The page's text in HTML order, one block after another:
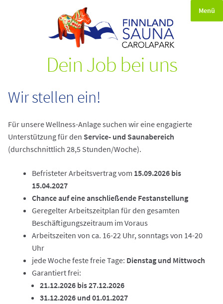
Menü
Massage & Wellness
Dein Job bei uns
Vertrag widerrufen
Impressum
Datenschutzerklärung
Dein Job bei uns
Wir stellen ein!
Für unsere Wellness-Anlage suchen wir eine engagierte
Unterstützung für den Service- und Saunabereich
(durchschnittlich 28,5 Stunden/Woche).
Befristeter Arbeitsvertrag vom 15.09.2026 bis
15.04.2027
Chance auf eine anschließende Festanstellung
Geregelter Arbeitszeitplan für den gesamten
Beschäftigungszeitraum im Voraus
Arbeitszeiten von ca. 16-22 Uhr, sonntags von 14-20
Uhr
jede Woche feste freie Tage: Dienstag und Mittwoch
Garantiert frei:
21.12.2026 bis 27.12.2026
31.12.2026 und 01.01.2027